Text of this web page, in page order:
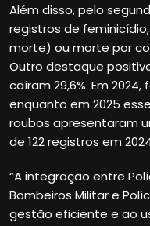
Além disso, pelo
registros de
morte) ou morte por
Outro destaque
caíram 29,6%. Em
enquanto em 2025
roubos apresentaram
de 122 registros em
“A integração entre
Bombeiros Militar e
gestão eficiente e ao